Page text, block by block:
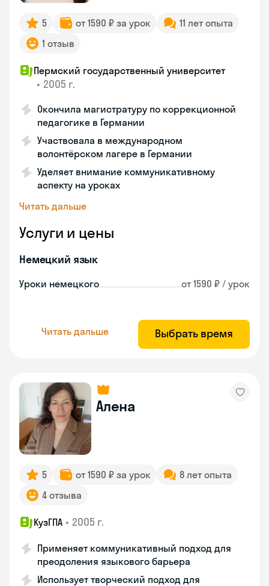
5 от 1590 ₽ за урок
11 лет опыта
1 отзыв
Пермский государственный университет
• 2005 г.
Окончила магистратуру по коррекционной
педагогике в Германии
Участвовала в международном
волонтёрском лагере в Германии
Уделяет внимание коммуникативному
аспекту на уроках
Читать дальше
Услуги и цены
Немецкий язык
Уроки немецкого от 1590 ₽ / урок
Читать дальше Выбрать время
Алена
5 от 1590 ₽ за урок
8 лет опыта
4 отзыва
КузГПА • 2005 г.
Применяет коммуникативный подход для
преодоления языкового барьера
Использует творческий подход для